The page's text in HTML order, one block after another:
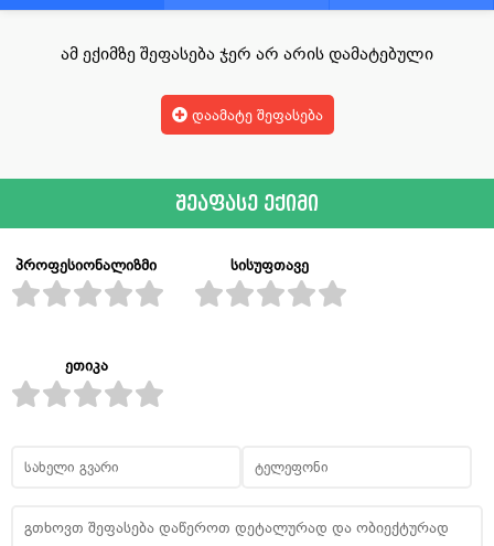
ამ ექიმზე შეფასება ჯერ არ არის დამატებული
დაამატე შეფასება
შეაფასე ექიმი
პროფესიონალიზმი სისუფთავე
ეთიკა